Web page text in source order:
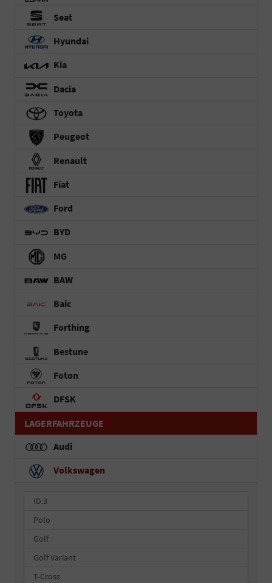
Seat
Hyundai
Kia
Dacia
Toyota
Peugeot
Renault
Fiat
Ford
BYD
MG
BAW
Baic
Forthing
Bestune
Foton
DFSK
LAGERFAHRZEUGE
Audi
Volkswagen
ID.3
Polo
Golf
Golf Variant
T-Cross